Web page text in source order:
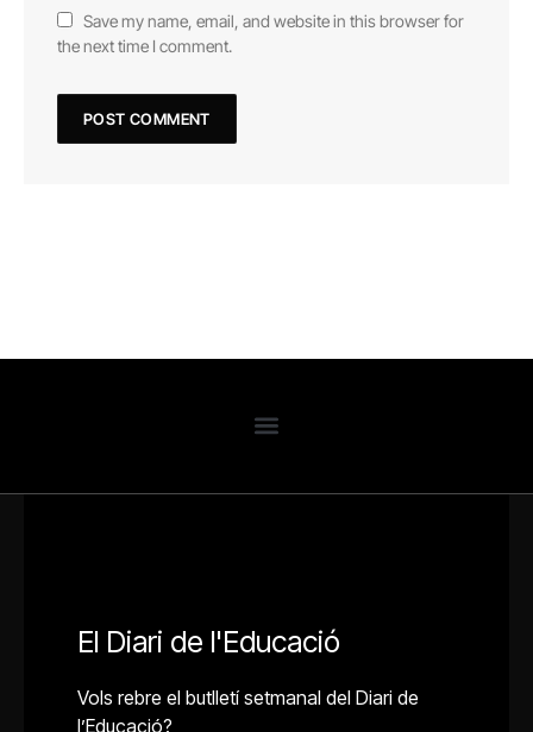
Save my name, email, and website in this browser for
the next time I comment.